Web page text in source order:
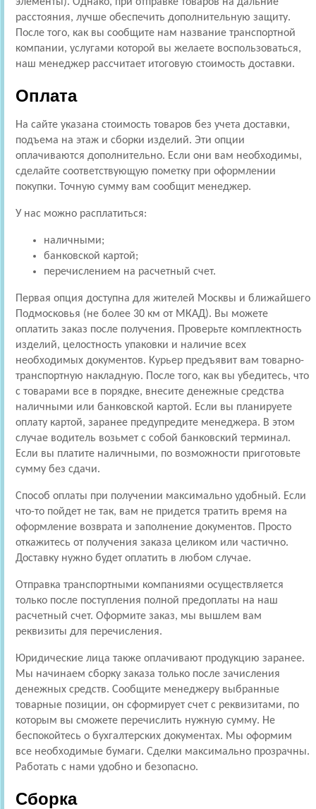
расстояния, лучше обеспечить дополнительную защиту.
После того, как вы сообщите нам название транспортной
компании, услугами которой вы желаете воспользоваться,
наш менеджер рассчитает итоговую стоимость доставки.
Оплата
На сайте указана стоимость товаров без учета доставки,
подъема на этаж и сборки изделий. Эти опции
оплачиваются дополнительно. Если они вам необходимы,
сделайте соответствующую пометку при оформлении
покупки. Точную сумму вам сообщит менеджер.
У нас можно расплатиться:
наличными;
банковской картой;
перечислением на расчетный счет.
Первая опция доступна для жителей Москвы и ближайшего
Подмосковья (не более 30 км от МКАД). Вы можете
оплатить заказ после получения. Проверьте комплектность
изделий, целостность упаковки и наличие всех
необходимых документов. Курьер предъявит вам товарно-
транспортную накладную. После того, как вы убедитесь, что
с товарами все в порядке, внесите денежные средства
наличными или банковской картой. Если вы планируете
оплату картой, заранее предупредите менеджера. В этом
случае водитель возьмет с собой банковский терминал.
Если вы платите наличными, по возможности приготовьте
сумму без сдачи.
Способ оплаты при получении максимально удобный. Если
что-то пойдет не так, вам не придется тратить время на
оформление возврата и заполнение документов. Просто
откажитесь от получения заказа целиком или частично.
Доставку нужно будет оплатить в любом случае.
Отправка транспортными компаниями осуществляется
только после поступления полной предоплаты на наш
расчетный счет. Оформите заказ, мы вышлем вам
реквизиты для перечисления.
Юридические лица также оплачивают продукцию заранее.
Мы начинаем сборку заказа только после зачисления
денежных средств. Сообщите менеджеру выбранные
товарные позиции, он сформирует счет с реквизитами, по
которым вы сможете перечислить нужную сумму. Не
беспокойтесь о бухгалтерских документах. Мы оформим
все необходимые бумаги. Сделки максимально прозрачны.
Работать с нами удобно и безопасно.
Сборка